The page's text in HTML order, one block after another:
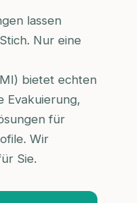
lassen
Nur eine
bietet echten
Evakuierung,
für
Wir
Sie.